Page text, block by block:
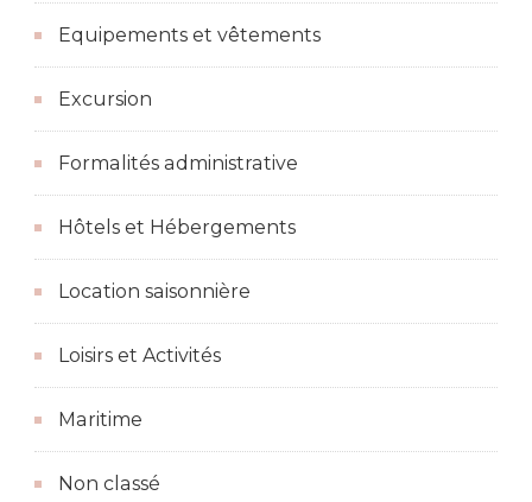
Equipements et vêtements
Excursion
Formalités administrative
Hôtels et Hébergements
Location saisonnière
Loisirs et Activités
Maritime
Non classé